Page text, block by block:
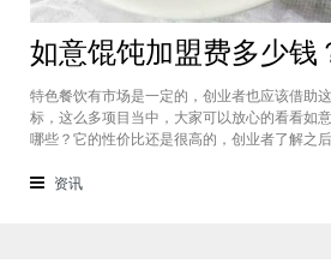
特色餐饮有市场是一定的，创业者也应该借助
标，这么多项目当中，大家可以放心的看看如
哪些？它的性价比还是很高的，创业者了解之
的。加盟费用创业者想要了解一下如意馄饨加
资讯